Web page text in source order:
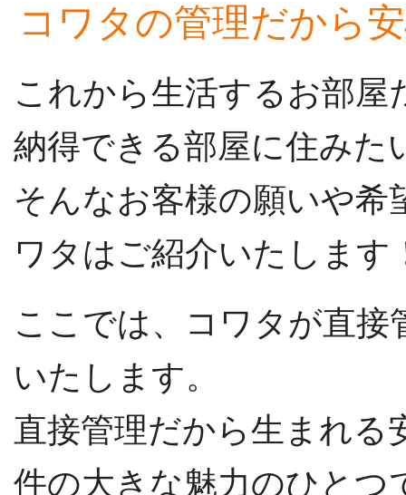
コワタの管理だから
これから生活するお部
納得できる部屋に住みた
そんなお客様の願いや希
ワタはご紹介いたします
ここでは、コワタが直
いたします。
直接管理だから生まれる
件の大きな魅力のひとつ